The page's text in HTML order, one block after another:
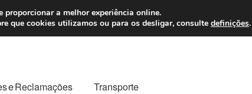
Seg-Sex,
e Reclamações Transporte
proporcionar a melhor experiência online.
que cookies utilizamos ou para os desligar, consulte definições.